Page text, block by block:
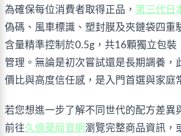
為確保每位消費者取得正品， 第三代日
偽碼、風車標識、塑封膜及夾鏈袋四重
含量精準控制於0.5g，共16顆獨立包裝
管理。無論是初次嘗試還是長期調養，
價比與高度信任感，是入門首選與家庭
若您想進一步了解不同世代的配方差異
前往久億藥局官網瀏覽完整商品資訊，